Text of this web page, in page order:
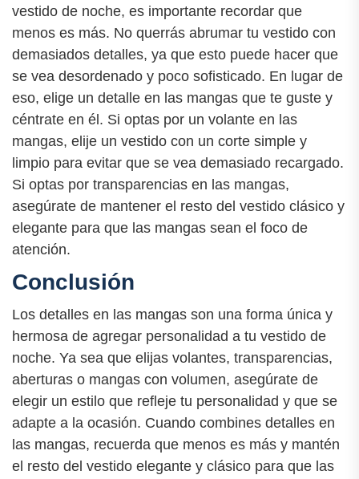
vestido de noche, es importante recordar que
menos es más. No querrás abrumar tu vestido con
demasiados detalles, ya que esto puede hacer que
se vea desordenado y poco sofisticado. En lugar de
eso, elige un detalle en las mangas que te guste y
céntrate en él. Si optas por un volante en las
mangas, elije un vestido con un corte simple y
limpio para evitar que se vea demasiado recargado.
Si optas por transparencias en las mangas,
asegúrate de mantener el resto del vestido clásico y
elegante para que las mangas sean el foco de
atención.
Conclusión
Los detalles en las mangas son una forma única y
hermosa de agregar personalidad a tu vestido de
noche. Ya sea que elijas volantes, transparencias,
aberturas o mangas con volumen, asegúrate de
elegir un estilo que refleje tu personalidad y que se
adapte a la ocasión. Cuando combines detalles en
las mangas, recuerda que menos es más y mantén
el resto del vestido elegante y clásico para que las